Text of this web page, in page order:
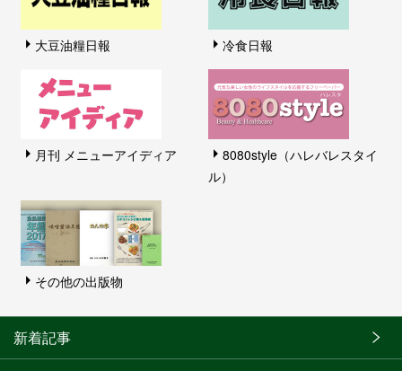
大豆油糧日報 冷食日報
月刊 メニューアイディア
8080style（ハレバレスタイ
ル）
その他の出版物
新着記事